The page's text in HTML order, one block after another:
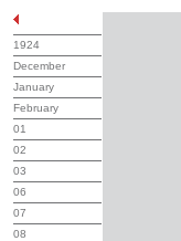
1924
December
January
February
01
02
03
06
07
08